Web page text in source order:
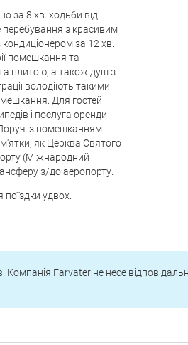
за 8 хв. ходьби від
з красивим
за 12 хв.
помешкання та
плитою, а також душ з
володіють такими
Для гостей
і послуга оренди
із помешканням
як Церква Святого
(Міжнародний
з/до аеропорту.
поїздки удвох.
Farvater не несе